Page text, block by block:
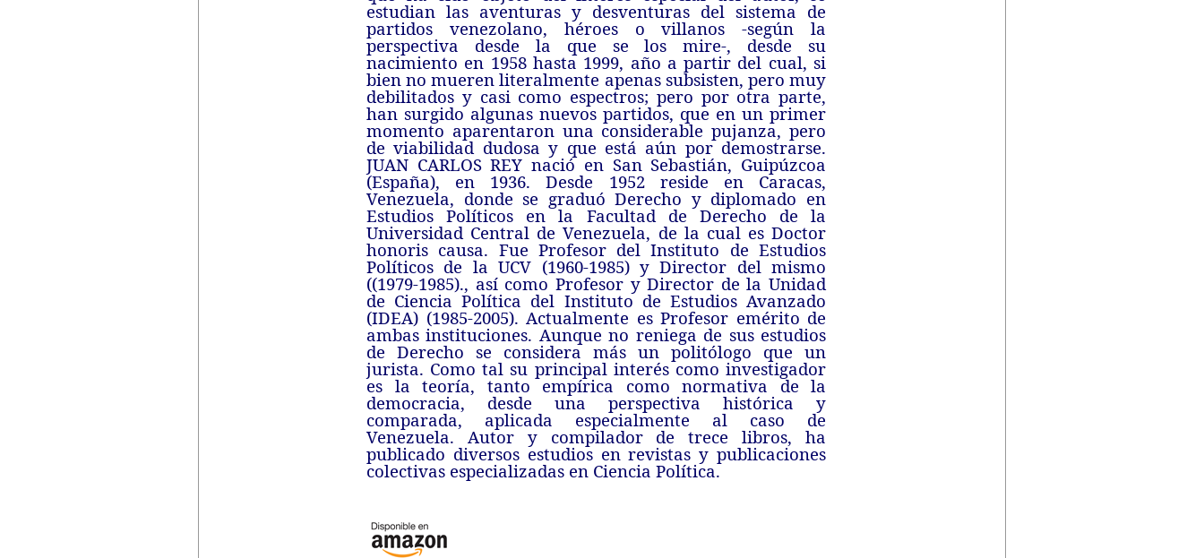
estudian las aventuras y desventuras del sistema de
partidos venezolano, héroes o villanos -según la
perspectiva desde la que se los mire-, desde su
nacimiento en 1958 hasta 1999, año a partir del cual, si
bien no mueren literalmente apenas subsisten, pero muy
debilitados y casi como espectros; pero por otra parte,
han surgido algunas nuevos partidos, que en un primer
momento aparentaron una considerable pujanza, pero
de viabilidad dudosa y que está aún por demostrarse.
JUAN CARLOS REY nació en San Sebastián, Guipúzcoa
(España), en 1936. Desde 1952 reside en Caracas,
Venezuela, donde se graduó Derecho y diplomado en
Estudios Políticos en la Facultad de Derecho de la
Universidad Central de Venezuela, de la cual es Doctor
honoris causa. Fue Profesor del Instituto de Estudios
Políticos de la UCV (1960-1985) y Director del mismo
((1979-1985)., así como Profesor y Director de la Unidad
de Ciencia Política del Instituto de Estudios Avanzado
(IDEA) (1985-2005). Actualmente es Profesor emérito de
ambas instituciones. Aunque no reniega de sus estudios
de Derecho se considera más un politólogo que un
jurista. Como tal su principal interés como investigador
es la teoría, tanto empírica como normativa de la
democracia, desde una perspectiva histórica y
comparada, aplicada especialmente al caso de
Venezuela. Autor y compilador de trece libros, ha
publicado diversos estudios en revistas y publicaciones
colectivas especializadas en Ciencia Política.